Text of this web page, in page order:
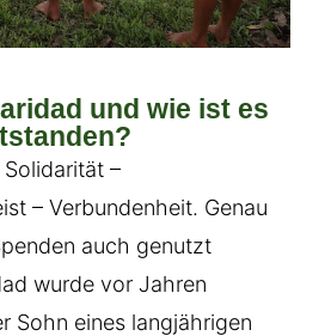
und wie ist es
–
– Verbundenheit. Genau
auch genutzt
wurde vor Jahren
Sohn eines langjährigen